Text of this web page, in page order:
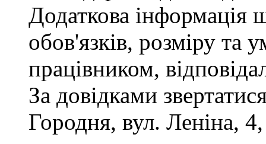
Додаткова інформація
обов'язків, розміру та
працівником,
За довідками
Городня, вул. Леніна,